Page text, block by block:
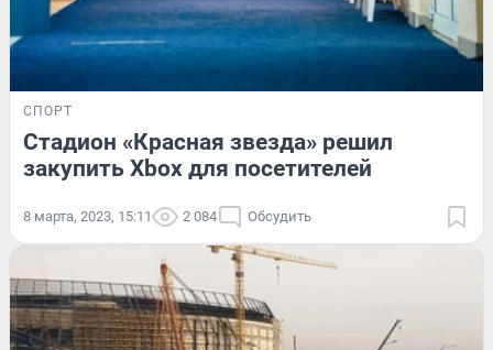
СПОРТ
Стадион «Красная звезда» решил
закупить Xbox для посетителей
8 марта, 2023, 15:11 2 084 Обсудить